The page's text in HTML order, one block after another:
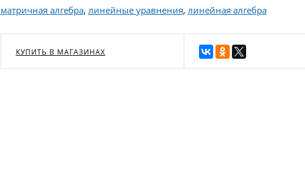
матричная алгебра, линейные уравнения, линейная алгебра
КУПИТЬ В МАГАЗИНАХ